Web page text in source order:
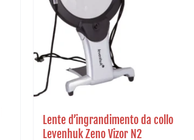
Lente d’ingrandimento da collo
Levenhuk Zeno Vizor N2